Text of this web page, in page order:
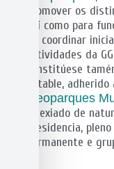
promover os
así como para
de coordinar
actividades da
constitúese
estable, adherido
Geoparques
colexiado de
presidencia,
permanente e